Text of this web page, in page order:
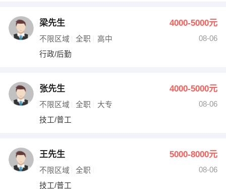
梁先生 4000-5000元
不限区域 全职 高中
08-06
行政/后勤
张先生 4000-5000元
不限区域 全职 大专
08-06
技工/普工
王先生 5000-8000元
不限区域 全职
08-06
技工/普工